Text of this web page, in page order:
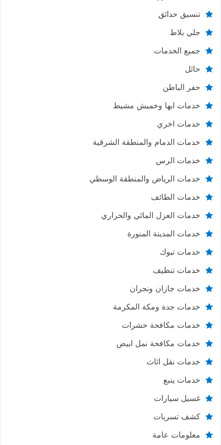
تنسيق حدائق
جلي بلاط
جميع الخدمات
حائل
حفر الباطن
خدمات ابها وخميش مشيط
خدمات اخري
خدمات الدمام والمنطقة الشرقية
خدمات الرس
خدمات الرياض والمنطقة الوسطي
خدمات الطائف
خدمات العزل المائي والحراري
خدمات المدينة المنورة
خدمات تبوك
خدمات تنظيف
خدمات جازان ونجران
خدمات جدة ومكة المكرمة
خدمات مكافحة حشرات
خدمات مكافحة نمل ابيض
خدمات نقل اثاث
خدمات ينبع
غسيل سيارات
كشف تسربات
معلومات عامة